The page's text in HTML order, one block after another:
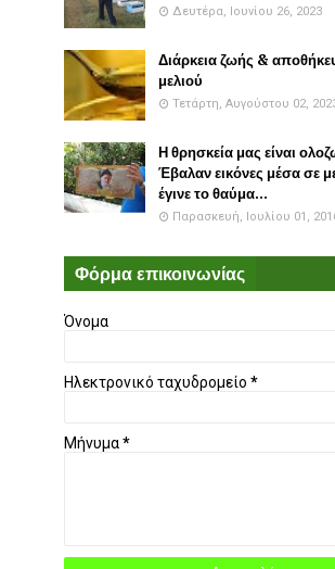
Δευτέρα, Ιουνίου 26, 2023
Διάρκεια ζωής &
μελιού
Τετάρτη, Αυγούστου 02,
Η θρησκεία μας είναι
Έβαλαν εικόνες μέσα σε
έγινε το θαύμα...
Παρασκευή, Ιουλίου 01,
Φόρμα επικοινωνίας
Όνομα
Ηλεκτρονικό ταχυδρομείο *
Μήνυμα*